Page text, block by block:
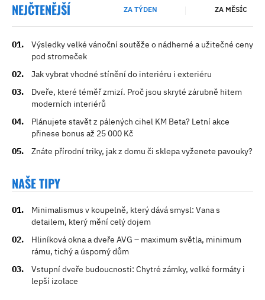
NEJČTENĚJŠÍ ZA TÝDEN ZA MĚSÍC
Výsledky velké vánoční soutěže o nádherné a užitečné ceny
pod stromeček
Jak vybrat vhodné stínění do interiéru i exteriéru
Dveře, které téměř zmizí. Proč jsou skryté zárubně hitem
moderních interiérů
Plánujete stavět z pálených cihel KM Beta? Letní akce
přinese bonus až 25 000 Kč
Znáte přírodní triky, jak z domu či sklepa vyženete pavouky?
NAŠE TIPY
Minimalismus v koupelně, který dává smysl: Vana s
detailem, který mění celý dojem
Hliníková okna a dveře AVG – maximum světla, minimum
rámu, tichý a úsporný dům
Vstupní dveře budoucnosti: Chytré zámky, velké formáty i
lepší izolace